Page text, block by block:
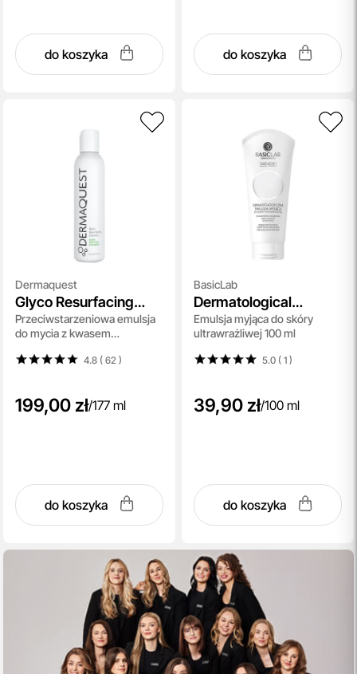
do koszyka do koszyka
Dermaquest
Glyco Resurfacing
Cleanser
Przeciwstarzeniowa emulsja
do mycia z kwasem
biomimetycznymi 177 ml
4.8 ( 62 )
199,00 zł/177 ml
do koszyka
BasicLab
Dermatological
Puryfing Emulsion
Emulsja myjąca do skóry
ultrawrażliwej 100 ml
5.0 ( 1)
39,90 zł/100 ml
do koszyka